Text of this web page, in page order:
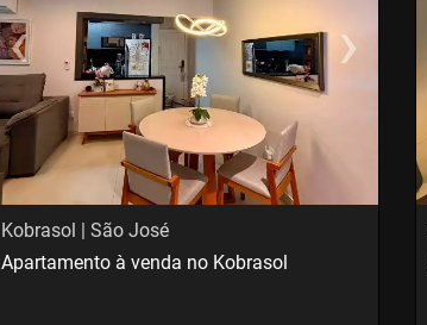
‹Previous ›Next
Kobrasol | São José
Apartamento à venda no Kobrasol